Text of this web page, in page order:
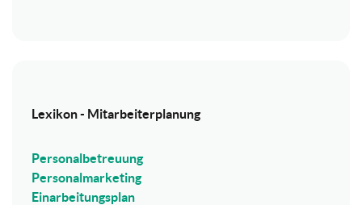
Lexikon - Mitarbeiterplanung
Personalbetreuung
Personalmarketing
Einarbeitungsplan